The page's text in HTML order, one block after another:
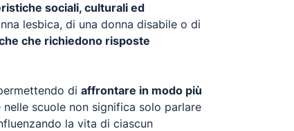
sociali, culturali ed
lesbica, di una donna disabile o di
che richiedono risposte
di affrontare in modo più
scuole non significa solo parlare
la vita di ciascun